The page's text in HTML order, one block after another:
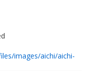
images/aichi/aichi-